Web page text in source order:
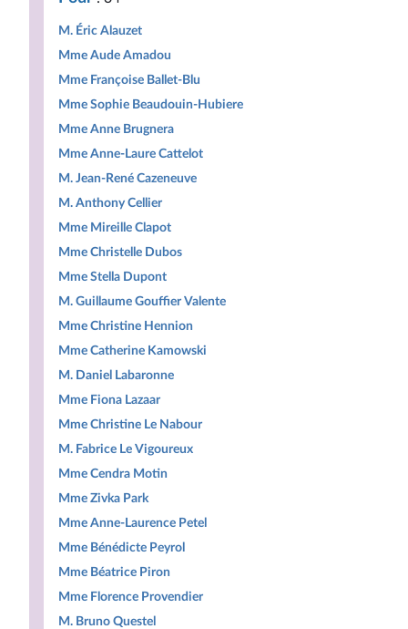
M. Éric Alauzet
Mme Aude Amadou
Mme Françoise Ballet-Blu
Mme Sophie Beaudouin-Hubiere
Mme Anne Brugnera
Mme Anne-Laure Cattelot
M. Jean-René Cazeneuve
M. Anthony Cellier
Mme Mireille Clapot
Mme Christelle Dubos
Mme Stella Dupont
M. Guillaume Gouffier Valente
Mme Christine Hennion
Mme Catherine Kamowski
M. Daniel Labaronne
Mme Fiona Lazaar
Mme Christine Le Nabour
M. Fabrice Le Vigoureux
Mme Cendra Motin
Mme Zivka Park
Mme Anne-Laurence Petel
Mme Bénédicte Peyrol
Mme Béatrice Piron
Mme Florence Provendier
M. Bruno Questel